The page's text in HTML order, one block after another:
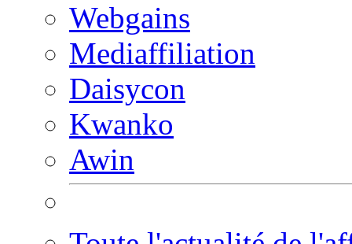
Webgains
Mediaffiliation
Daisycon
Kwanko
Awin